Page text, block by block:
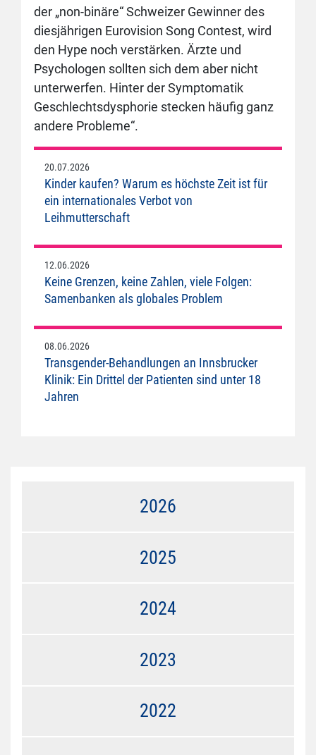
der „non-binäre“ Schweizer Gewinner des
diesjährigen Eurovision Song Contest, wird
den Hype noch verstärken. Ärzte und
Psychologen sollten sich dem aber nicht
unterwerfen. Hinter der Symptomatik
Geschlechtsdysphorie stecken häufig ganz
andere Probleme“.
20.07.2026
Kinder kaufen? Warum es höchste Zeit ist für
ein internationales Verbot von
Leihmutterschaft
12.06.2026
Keine Grenzen, keine Zahlen, viele Folgen:
Samenbanken als globales Problem
08.06.2026
Transgender-Behandlungen an Innsbrucker
Klinik: Ein Drittel der Patienten sind unter 18
Jahren
2026
2025
2024
2023
2022